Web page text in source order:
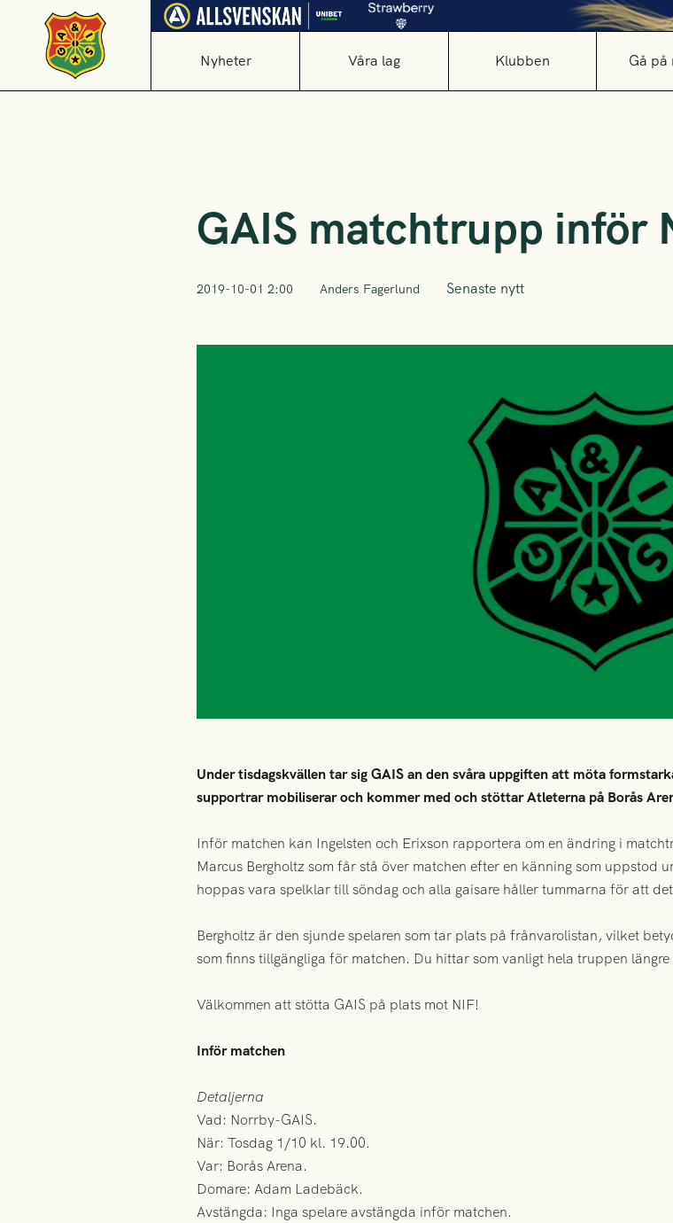
Nyheter Våra lag Klubben Gå på
GAIS matchtrupp inför
2019-10-01 2:00 Anders Fagerlund Senaste nytt
Under tisdagskvällen tar sig GAIS an den svåra uppgiften att möta
supportrar mobiliserar och kommer med och stöttar Atleterna på Borås
Inför matchen kan Ingelsten och Erixson rapportera om en ändring i
Marcus Bergholtz som får stå över matchen efter en känning som uppstod
hoppas vara spelklar till söndag och alla gaisare håller tummarna för att det
Bergholtz är den sjunde spelaren som tar plats på frånvarolistan, vilket
som finns tillgängliga för matchen. Du hittar som vanligt hela truppen
Välkommen att stötta GAIS på plats mot NIF!
Inför matchen
Detaljerna
Vad: Norrby-GAIS.
När: Tosdag 1/10 kl. 19.00.
Var: Borås Arena.
Domare: Adam Ladebäck.
Avstängda: Inga spelare avstängda inför matchen.